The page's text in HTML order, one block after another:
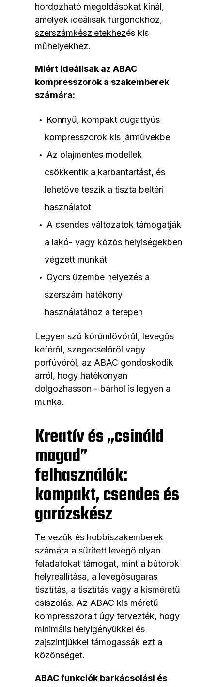
hordozható megoldásokat kínál,
amelyek ideálisak furgonokhoz,
szerszámkészletekhezés kis
műhelyekhez.
Miért ideálisak az ABAC
kompresszorok a szakemberek
számára:
Könnyű, kompakt dugattyús
kompresszorok kis járművekbe
Az olajmentes modellek
csökkentik a karbantartást, és
lehetővé teszik a tiszta beltéri
használatot
A csendes változatok támogatják
a lakó- vagy közös helyiségekben
végzett munkát
Gyors üzembe helyezés a
szerszám hatékony
használatához a terepen
Legyen szó körömlövőről, levegős
keféről, szegecselőről vagy
porfúvóról, az ABAC gondoskodik
arról, hogy hatékonyan
dolgozhasson - bárhol is legyen a
munka.
Kreatív és „csináld
magad”
felhasználók:
kompakt, csendes és
garázskész
Tervezők és hobbiszakemberek
számára a sűrített levegő olyan
feladatokat támogat, mint a bútorok
helyreállítása, a levegősugaras
tisztítás, a tisztítás vagy a kisméretű
csiszolás. Az ABAC kis méretű
kompresszorait úgy tervezték, hogy
minimális helyigényükkel és
zajszintjükkel támogassák ezt a
közönséget.
ABAC funkciók barkácsolási és